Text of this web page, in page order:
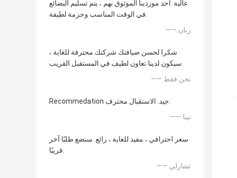
عالية. أحد موردينا الموثوق بهم ، يتم تسليم البضائع
في الوقت المناسب وحزمة لطيفة.
—— ريان
شكرا لحسن ضيافتك شركتك محترفة للغاية ،
سيكون لدينا تعاون لطيف في المستقبل القريب.
—— نحن فقط
Recommedation جيد. الاستقبال محترف.
—— تينا
سعر احترافي ، مفيد للغاية ، رائع. سنضع طلبًا آخر
قريبًا.
—— تشارلي